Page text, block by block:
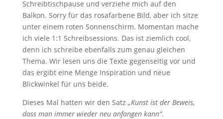
Schreibtischpause und verziehe mich auf den
Balkon. Sorry für das rosafarbene Bild, aber ich sitze
unter einem roten Sonnenschirm. Momentan mache
ich viele 1:1 Schreibsessions. Das ist ziemlich cool,
denn ich schreibe ebenfalls zum genau gleichen
Thema. Wir lesen uns die Texte gegenseitig vor und
das ergibt eine Menge Inspiration und neue
Blickwinkel für uns beide.
Dieses Mal hatten wir den Satz „Kunst ist der Beweis,
dass man immer wieder neu anfangen kann“.